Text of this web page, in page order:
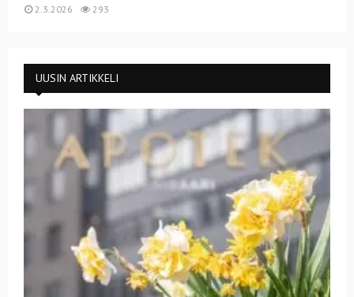
2.3.2026 293
UUSIN ARTIKKELI